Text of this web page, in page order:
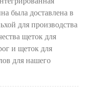
была доставлена ​​в
для производства
щеток для
и щеток для
для нашего